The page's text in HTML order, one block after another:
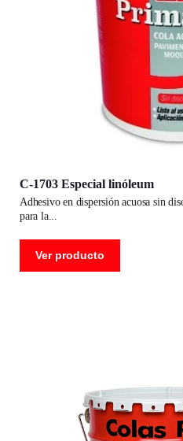
C-1703 Especial linóleum
adhesivo en dispersión acuosa sin disolvente especialmente desarrollado
para la
Ver producto